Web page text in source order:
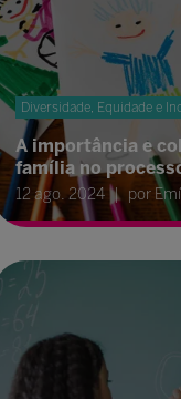
Diversidade, Equidade e
A importância e
família no
12 ago. 2024 por